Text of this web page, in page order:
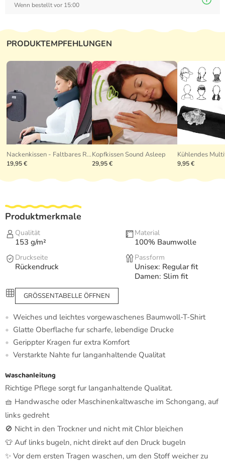
Wenn bestellt vor 15:00
PRODUKTEMPFEHLUNGEN
Nackenkissen - Faltbares Reisekissen
19,95 €
Kopfkissen Sound Asleep
29,95 € 9,95 €
Produktmerkmale
Qualität
153 g/m²
Material
100% Baumwolle
Druckseite
Rückendruck
Passform
Unisex: Regular fit
Damen: Slim fit
GRÖSSENTABELLE ÖFFNEN
Weiches und leichtes vorgewaschenes Baumwoll-T-Shirt
Glatte Oberflache fur scharfe, lebendige Drucke
Gerippter Kragen fur extra Komfort
Verstarkte Nahte fur langanhaltende Qualitat
Waschanleitung
Richtige Pflege sorgt fur langanhaltende Qualitat.
🧺 Handwasche oder Maschinenkaltwasche im Schongang, auf
links gedreht
🚫 Nicht in den Trockner und nicht mit Chlor bleichen
👕 Auf links bugeln, nicht direkt auf den Druck bugeln
✨ Vor dem ersten Tragen waschen, um den Stoff weicher zu